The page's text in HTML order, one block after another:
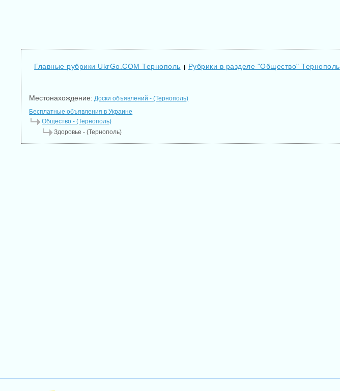
Главные рубрики UkrGo.COM Тернополь | Рубрики в разделе "Общество" Тернополь
Местонахождение: Доски объявлений - (Тернополь)
Бесплатные объявления в Украине
Общество - (Тернополь)
Здоровье - (Тернополь)